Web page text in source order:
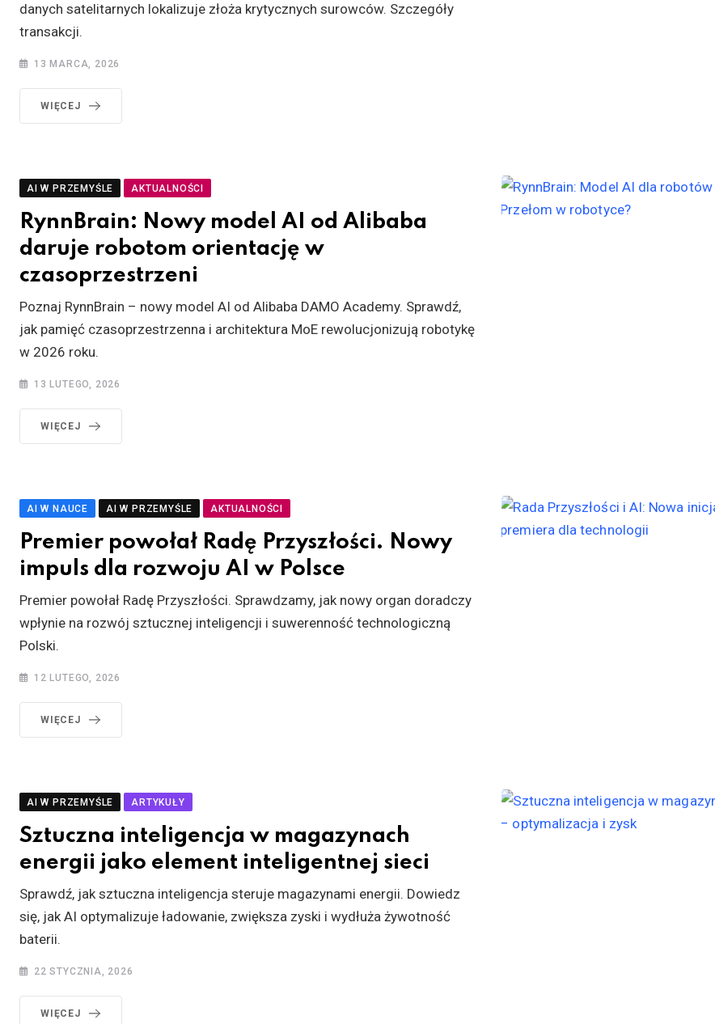
danych satelitarnych lokalizuje złoża krytycznych surowców. Szczegóły
transakcji.
13 MARCA, 2026
WIĘCEJ
AI W PRZEMYŚLE AKTUALNOŚCI
RynnBrain: Nowy model AI od Alibaba
daruje robotom orientację w
czasoprzestrzeni
Poznaj RynnBrain – nowy model AI od Alibaba DAMO Academy. Sprawdź,
jak pamięć czasoprzestrzenna i architektura MoE rewolucjonizują robotykę
w 2026 roku.
13 LUTEGO, 2026
WIĘCEJ
AI W NAUCE AI W PRZEMYŚLE AKTUALNOŚCI
Premier powołał Radę Przyszłości. Nowy
impuls dla rozwoju AI w Polsce
Premier powołał Radę Przyszłości. Sprawdzamy, jak nowy organ doradczy
wpłynie na rozwój sztucznej inteligencji i suwerenność technologiczną
Polski.
12 LUTEGO, 2026
WIĘCEJ
AI W PRZEMYŚLE ARTYKUŁY
Sztuczna inteligencja w magazynach
energii jako element inteligentnej sieci
Sprawdź, jak sztuczna inteligencja steruje magazynami energii. Dowiedz
się, jak AI optymalizuje ładowanie, zwiększa zyski i wydłuża żywotność
baterii.
22 STYCZNIA, 2026
WIĘCEJ